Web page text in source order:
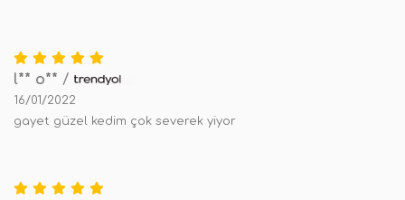
l** o** /
16/01/2022
gayet güzel kedim çok severek yiyor